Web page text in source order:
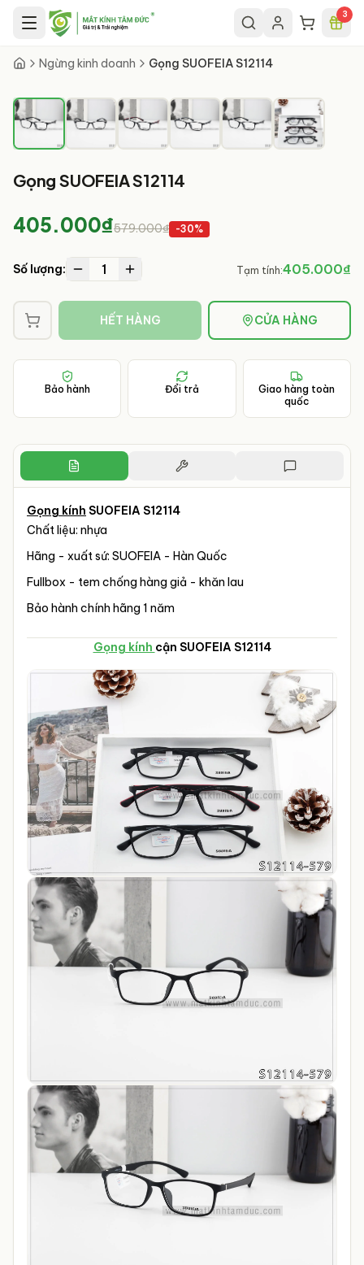
Chuyển đến nội dung chính 3
Ngừng kinh doanh Gọng SUOFEIA S12114
Gọng SUOFEIA S12114
405.000₫579.000₫ -30%
Số lượng: 1 Tạm tính:405.000₫
HẾT HÀNG CỬA HÀNG
Bảo hành Đổi trả
Giao hàng toàn
quốc
Gọng kính SUOFEIA S12114
Chất liệu: nhựa
Hãng - xuất sứ: SUOFEIA - Hàn Quốc
Fullbox - tem chống hàng giả - khăn lau
Bảo hành chính hãng 1 năm
Gọng kính cận SUOFEIA S12114